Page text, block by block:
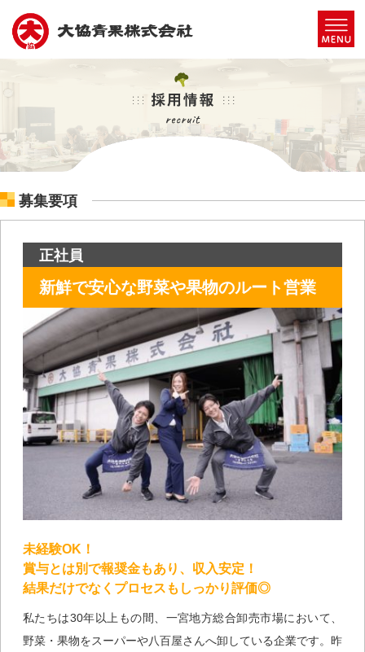
募集要項
正社員
新鮮で安心な野菜や果物のルート営業
未経験OK！
賞与とは別で報奨金もあり、収入安定！
結果だけでなくプロセスもしっかり評価◎
私たちは30年以上もの間、一宮地方総合卸売市場において、
野菜・果物をスーパーや八百屋さんへ卸している企業です。昨